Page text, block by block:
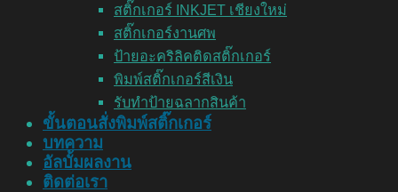
สติ๊กเกอร์ INKJET เชียงใหม่
สติ๊กเกอร์งานศพ
ป้ายอะคริลิคติดสติ๊กเกอร์
พิมพ์สติ๊กเกอร์สีเงิน
รับทำป้ายฉลากสินค้า
ขั้นตอนสั่งพิมพ์สติ๊กเกอร์
บทความ
อัลบั้มผลงาน
ติดต่อเรา